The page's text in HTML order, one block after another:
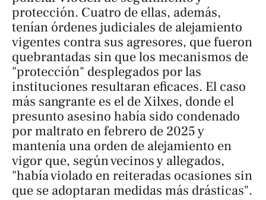
protección. Cuatro de ellas, además,
tenían órdenes judiciales de alejamiento
vigentes contra sus agresores, que fueron
quebrantadas sin que los mecanismos de
"protección" desplegados por las
instituciones resultaran eficaces. El caso
más sangrante es el de Xilxes, donde el
presunto asesino había sido condenado
por maltrato en febrero de 2025 y
mantenía una orden de alejamiento en
vigor que, según vecinos y allegados,
"había violado en reiteradas ocasiones sin
que se adoptaran medidas más drásticas".